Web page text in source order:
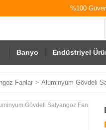
%100
Banyo Endüstriyel
Fanlar Aluminyum Gövdeli